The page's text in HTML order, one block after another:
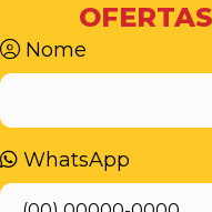
Nome
WhatsApp